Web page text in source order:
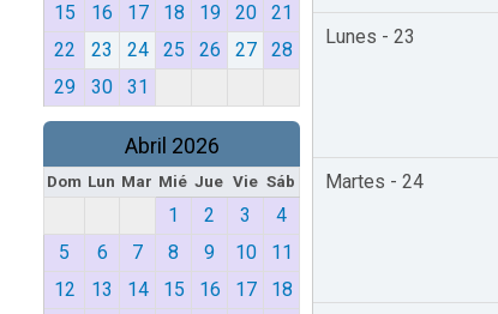
15
16 17 18 19 20
21
22
23 24 25 26 27
28
29
30 31
Abril 2026
Dom Lun Mar Mié Jue Vie Sáb
1 2 3
4
5
6 7 8 9 10
11
12
13 14 15 16 17
18
Lunes - 23
Martes - 24